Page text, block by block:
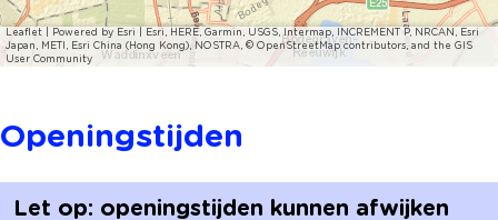
Leaflet
Powered by Esri | Esri, HERE, Garmin, USGS, Intermap, INCREMENT P, NRCAN, Esri
Japan, METI, Esri China (Hong Kong), NOSTRA, © OpenStreetMap contributors, and the GIS
User Community
Openingstijden
Let op: openingstijden kunnen afwijken